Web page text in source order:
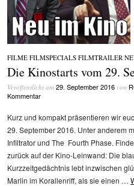
FILME/FILMSPECIALS/FILMTRAILER/
Die Kinostarts vom 29.
Veröffentlicht am 29. September 2016 von
Kommentar
Kurz und kompakt präsentieren wir
29. September 2016. Unter anderem
Infiltrator und The Fourth Phase.
zurück auf der Kino-Leinwand: Die
Kurzzeitgedächtnis lebt inzwischen
Marlin im Korallenriff, als sie einen …